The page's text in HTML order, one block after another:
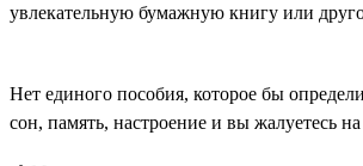
увлекательную бумажную книгу или
Нет единого пособия, которое бы
сон, память, настроение и вы жалуетесь